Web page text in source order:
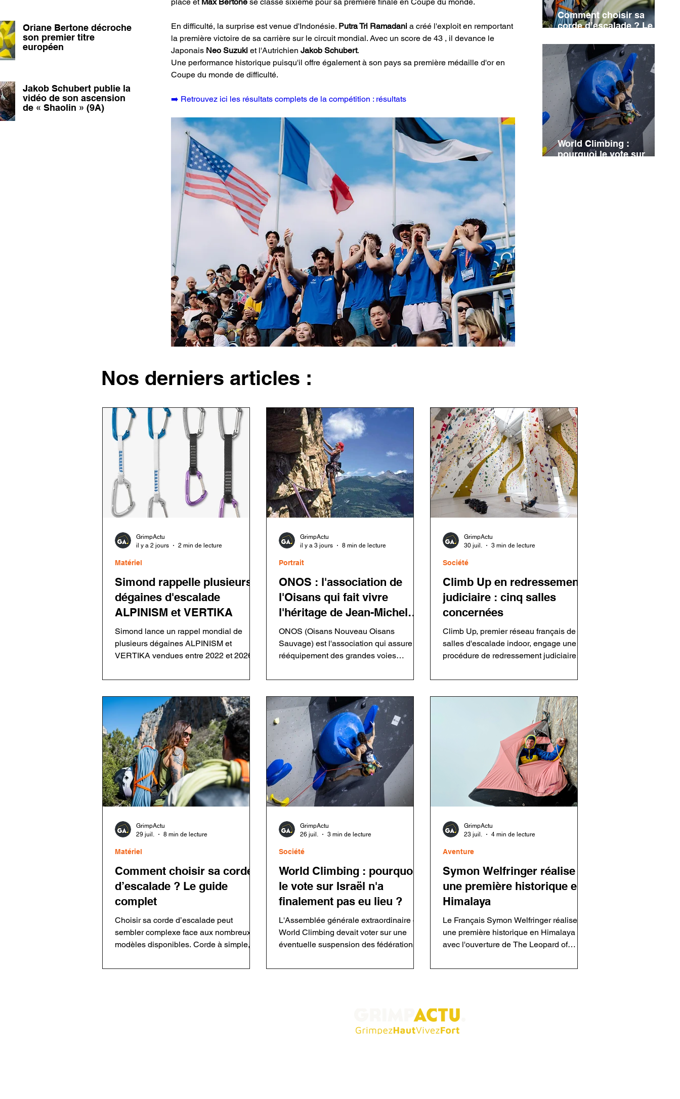
Oriane Bertone décroche
son premier titre
européen
Jakob Schubert publie la
vidéo de son ascension
de « Shaolin » (9A)
Comment choisir sa
corde d’escalade ? Le
World Climbing :
pourquoi le vote sur
En difficulté, la surprise est venue d'Indonésie. Putra Tri Ramadani a créé l'exploit en remportant
la première victoire de sa carrière sur le circuit mondial. Avec un score de 43 , il devance le
Japonais Neo Suzuki et l'Autrichien Jakob Schubert.
Une performance historique puisqu'il offre également à son pays sa première médaille d'or en
Coupe du monde de difficulté.
➡️ Retrouvez ici les résultats complets de la compétition : résultats
Nos derniers articles :
Simond rappelle plusieurs
dégaines d'escalade
ALPINISM et VERTIKA
Simond lance un rappel mondial de
plusieurs dégaines ALPINISM et
VERTIKA vendues entre 2022 et 2026.
mousquetons Rocky Fil pourrait
chute. Les utilisateurs doivent inspecter
leur matériel avant toute nouvelle
utilisation.
Matériel
GrimpActu
il y a 2 jours
2 min de lecture
ONOS : l'association de
l'Oisans qui fait vivre
l'héritage de Jean-Michel
Cambon
ONOS (Oisans Nouveau Oisans
Sauvage) est l'association qui assure le
rééquipement des grandes voies
l'Oisans et les Écrins. Grâce à ses
majeur de l'escalade tout en respectant
l'esprit des ouvreurs. Découvrez son
fonctionnement, sa philosophie, ses
chantiers et les enjeux du rééquipement
en montagne.
Portrait
GrimpActu
il y a 3 jours
8 min de lecture
Climb Up en redressement
judiciaire : cinq salles
concernées
Climb Up, premier réseau français de
salles d'escalade indoor, engage une
procédure de redressement judiciaire
groupe assure que ses établissements
maintenues. Cette décision intervient
dans un contexte économique plus
difficile pour le secteur de l'escalade
privée après plusieurs années de forte
Société
GrimpActu
30 juil.
3 min de lecture
Comment choisir sa corde
d’escalade ? Le guide
complet
Choisir sa corde d’escalade peut
sembler complexe face aux nombreux
modèles disponibles. Corde à simple,
traitement Dry ou entretien : chaque
Matériel
GrimpActu
29 juil.
8 min de lecture
World Climbing : pourquoi
le vote sur Israël n'a
finalement pas eu lieu ?
L'Assemblée générale extraordinaire de
World Climbing devait voter sur une
éventuelle suspension des fédérations
fédérations membres ont adopté une
que les dossiers israélien et russe sont
désormais transmis à la Commission
Société
GrimpActu
26 juil.
3 min de lecture
Symon Welfringer réalise
une première historique en
Himalaya
Le Français Symon Welfringer réalise
une première historique en Himalaya
avec l'ouverture de The Leopard of
face ouest du Tahu Rutum au Pakistan.
mètres d'altitude, jamais réalisée
auparavant en escalade libre. Une
Aventure
GrimpActu
23 juil.
4 min de lecture